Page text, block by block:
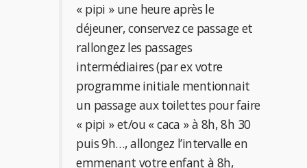
« pipi » une heure après le
déjeuner, conservez ce passage et
rallongez les passages
intermédiaires (par ex votre
programme initiale mentionnait
un passage aux toilettes pour faire
« pipi » et/ou « caca » à 8h, 8h 30
puis 9h…, allongez l’intervalle en
emmenant votre enfant à 8h,